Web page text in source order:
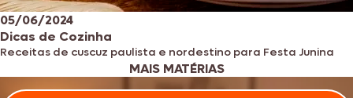
05/06/2024
Dicas de Cozinha
Receitas de cuscuz paulista e nordestino para Festa Junina
MAIS MATÉRIAS